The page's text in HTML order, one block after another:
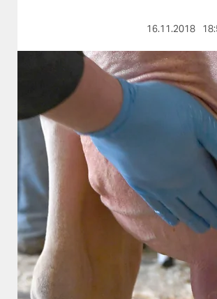
wahrheit
verlag
verlag
veranstaltungen
shop
fragen & hilfe
unterstützen
16.11.2018